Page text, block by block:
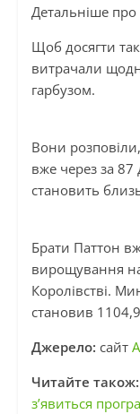
Детальніше про
Щоб досягти
витрачали
гарбузом.
Вони
вже через за 87
становить
Брати Паттон
вирощування
Королівстві.
становив
Джерело: сайт
Читайте також:
з’явиться